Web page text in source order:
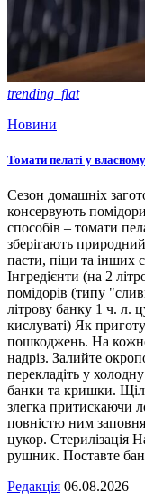
trending_flat
Новини
Томати пелаті у
Сезон домашніх
консервують
способів – томати
зберігають
пасти, піци та інших
Інгредієнти (на 2
помідорів (типу
літрову банку 1 ч. л.
кислуваті) Як
пошкоджень. На
надріз. Залийте
перекладіть у
банки та кришки.
злегка притискаючи
повністю ним
цукор. Стерилізація
рушник. Поставте
Редакція 06.08.2026